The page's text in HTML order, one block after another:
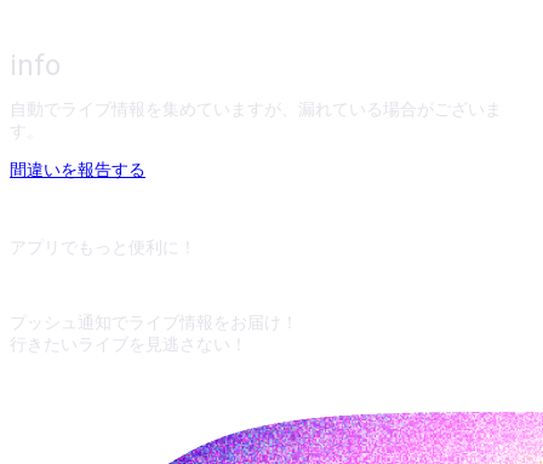
info
自動でライブ情報を集めていますが、漏れている場合がございま
す。
間違いを報告する
アプリでもっと便利に！
プッシュ通知でライブ情報をお届け！
行きたいライブを見逃さない！